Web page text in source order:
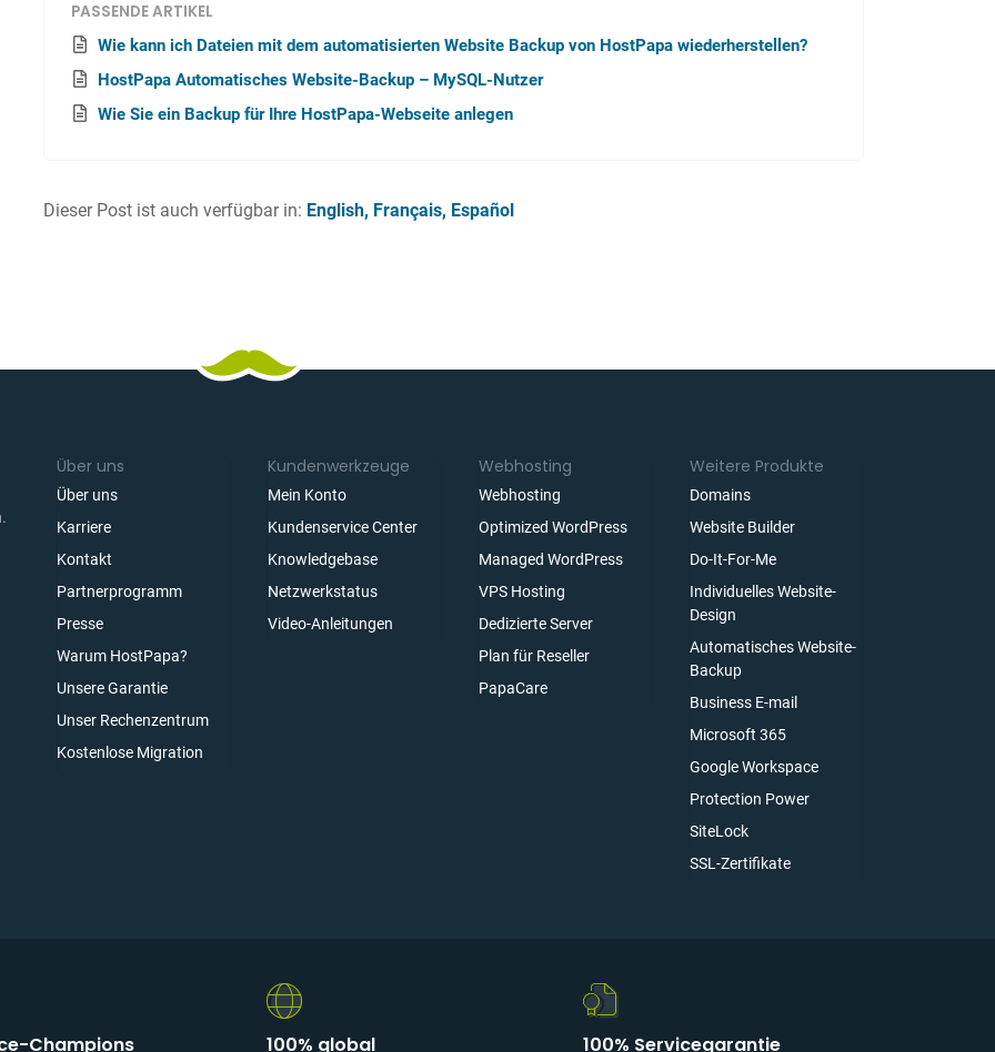
PASSENDE ARTIKEL
Wie kann ich Dateien mit dem automatisierten Website Backup von HostPapa wiederherstellen?
HostPapa Automatisches Website-Backup – MySQL-Nutzer
Wie Sie ein Backup für Ihre HostPapa-Webseite anlegen
Dieser Post ist auch verfügbar in: English Français Español
Über uns
Über uns
Karriere
Kontakt
Partnerprogramm
Presse
Warum HostPapa?
Unsere Garantie
Unser Rechenzentrum
Kostenlose Migration
Kundenwerkzeuge
Mein Konto
Kundenservice Center
Knowledgebase
Netzwerkstatus
Video-Anleitungen
Webhosting
Webhosting
Optimized WordPress
Managed WordPress
VPS Hosting
Dedizierte Server
Plan für Reseller
PapaCare
Weitere Produkte
Domains
Website Builder
Do-It-For-Me
Individuelles Website-
Design
Automatisches Website-
Backup
Business E-mail
Microsoft 365
Google Workspace
Protection Power
SiteLock
SSL-Zertifikate
Champions 100% global 100% Servicegarantie